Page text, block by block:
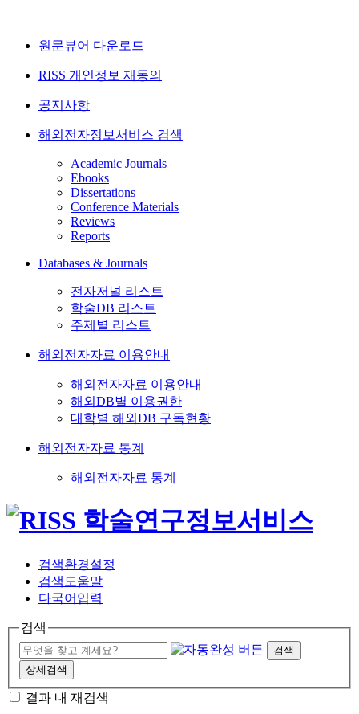
원문뷰어 다운로드
RISS 개인정보 재동의
공지사항
해외전자정보서비스 검색
Academic Journals
Ebooks
Dissertations
Conference Materials
Reviews
Reports
Databases & Journals
전자저널 리스트
학술DB 리스트
주제별 리스트
해외전자자료 이용안내
해외전자자료 이용안내
해외DB별 이용권한
대학별 해외DB 구독현황
해외전자자료 통계
해외전자자료 통계
검색환경설정
검색도움말
다국어입력
검색
검색
상세검색
결과 내 재검색